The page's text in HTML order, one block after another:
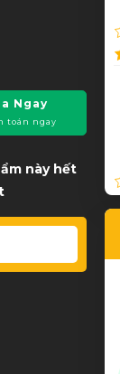
Ngay
toán ngay
này hết